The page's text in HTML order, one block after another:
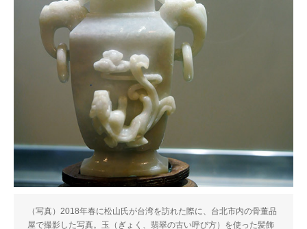
（写真）2018年春に松山氏が台湾を訪れた際に、台北市内の骨董品
屋で撮影した写真。玉（ぎょく、翡翠の古い呼び方）を使った髪飾